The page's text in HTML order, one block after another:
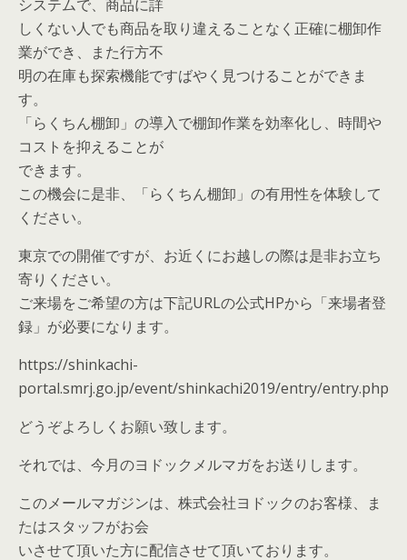
システムで、商品に詳
しくない人でも商品を取り違えることなく正確に棚卸作
業ができ、また行方不
明の在庫も探索機能ですばやく見つけることができま
す。
「らくちん棚卸」の導入で棚卸作業を効率化し、時間や
コストを抑えることが
できます。
この機会に是非、「らくちん棚卸」の有用性を体験して
ください。
東京での開催ですが、お近くにお越しの際は是非お立ち
寄りください。
ご来場をご希望の方は下記URLの公式HPから「来場者登
録」が必要になります。
https://shinkachi-
portal.smrj.go.jp/event/shinkachi2019/entry/entry.php
どうぞよろしくお願い致します。
それでは、今月のヨドックメルマガをお送りします。
このメールマガジンは、株式会社ヨドックのお客様、ま
たはスタッフがお会
いさせて頂いた方に配信させて頂いております。